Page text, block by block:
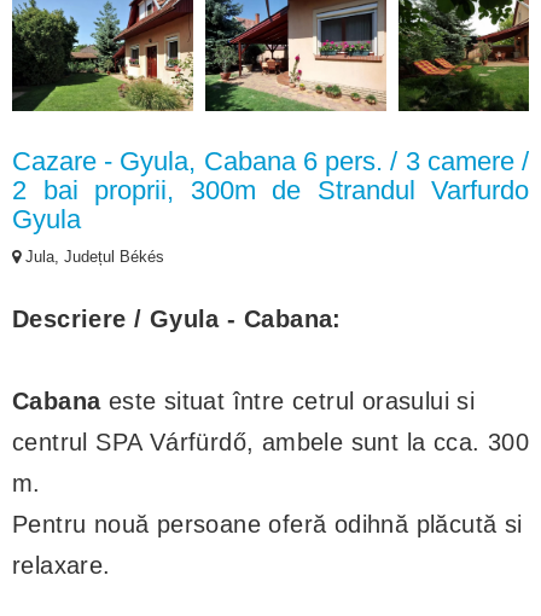
Cazare - Gyula, Cabana 6 pers. / 3 camere /
2 bai proprii, 300m de Strandul Varfurdo
Gyula
Jula, Județul Békés
Descriere / Gyula - Cabana:
Cabana este situat între cetrul orasului si
centrul SPA Várfürdő, ambele sunt la cca. 300
m.
Pentru nouă persoane oferă odihnă plăcută si
relaxare.